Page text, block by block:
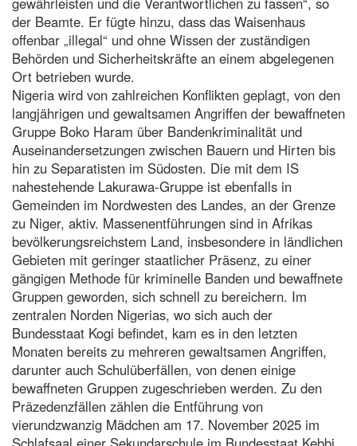
der Beamte. Er fügte hinzu, dass das Waisenhaus
offenbar „illegal“ und ohne Wissen der zuständigen
Behörden und Sicherheitskräfte an einem abgelegenen
Ort betrieben wurde.
Nigeria wird von zahlreichen Konflikten geplagt, von den
langjährigen und gewaltsamen Angriffen der bewaffneten
Gruppe Boko Haram über Bandenkriminalität und
Auseinandersetzungen zwischen Bauern und Hirten bis
hin zu Separatisten im Südosten. Die mit dem IS
nahestehende Lakurawa-Gruppe ist ebenfalls in
Gemeinden im Nordwesten des Landes, an der Grenze
zu Niger, aktiv. Massenentführungen sind in Afrikas
bevölkerungsreichstem Land, insbesondere in ländlichen
Gebieten mit geringer staatlicher Präsenz, zu einer
gängigen Methode für kriminelle Banden und bewaffnete
Gruppen geworden, sich schnell zu bereichern. Im
zentralen Norden Nigerias, wo sich auch der
Bundesstaat Kogi befindet, kam es in den letzten
Monaten bereits zu mehreren gewaltsamen Angriffen,
darunter auch Schulüberfällen, von denen einige
bewaffneten Gruppen zugeschrieben werden. Zu den
Präzedenzfällen zählen die Entführung von
vierundzwanzig Mädchen am 17. November 2025 im